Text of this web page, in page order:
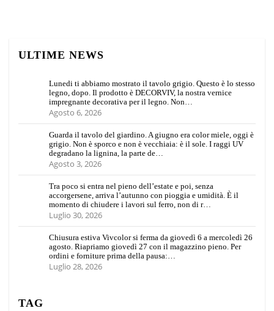
ULTIME NEWS
Lunedi ti abbiamo mostrato il tavolo grigio. Questo è lo stesso
legno, dopo. Il prodotto è DECORVIV, la nostra vernice
impregnante decorativa per il legno. Non…
Agosto 6, 2026
Guarda il tavolo del giardino. A giugno era color miele, oggi è
grigio. Non è sporco e non è vecchiaia: è il sole. I raggi UV
degradano la lignina, la parte de…
Agosto 3, 2026
Tra poco si entra nel pieno dell’estate e poi, senza
accorgersene, arriva l’autunno con pioggia e umidità. È il
momento di chiudere i lavori sul ferro, non di r…
Luglio 30, 2026
Chiusura estiva Vivcolor si ferma da giovedì 6 a mercoledì 26
agosto. Riapriamo giovedì 27 con il magazzino pieno. Per
ordini e forniture prima della pausa:…
Luglio 28, 2026
TAG